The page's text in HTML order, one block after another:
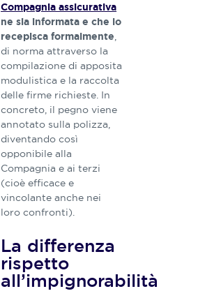
Compagnia assicurativa
ne sia informata e che lo
recepisca formalmente,
di norma attraverso la
compilazione di apposita
modulistica e la raccolta
delle firme richieste. In
concreto, il pegno viene
annotato sulla polizza,
diventando così
opponibile alla
Compagnia e ai terzi
(cioè efficace e
vincolante anche nei
loro confronti).
La differenza
rispetto
all’impignorabilità